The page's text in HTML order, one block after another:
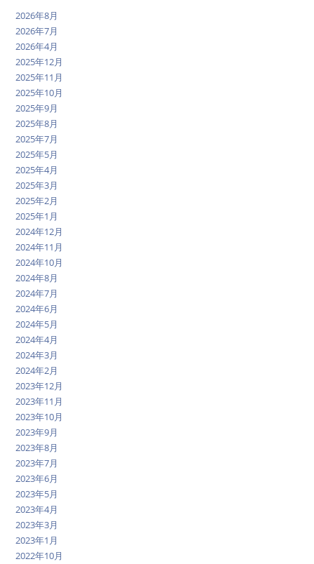
2026年8月
2026年7月
2026年4月
2025年12月
2025年11月
2025年10月
2025年9月
2025年8月
2025年7月
2025年5月
2025年4月
2025年3月
2025年2月
2025年1月
2024年12月
2024年11月
2024年10月
2024年8月
2024年7月
2024年6月
2024年5月
2024年4月
2024年3月
2024年2月
2023年12月
2023年11月
2023年10月
2023年9月
2023年8月
2023年7月
2023年6月
2023年5月
2023年4月
2023年3月
2023年1月
2022年10月